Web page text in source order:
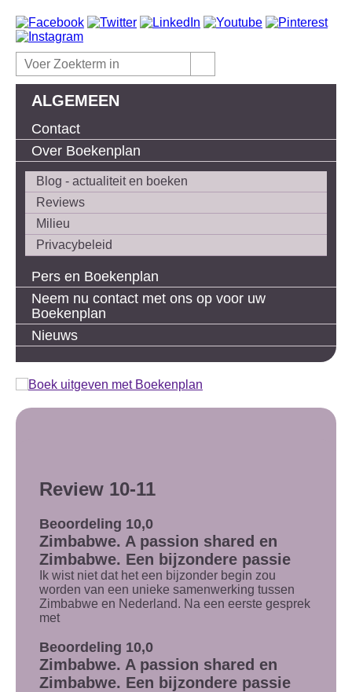
ALGEMEEN
Contact
Over Boekenplan
Blog - actualiteit en boeken
Reviews
Milieu
Privacybeleid
Pers en Boekenplan
Neem nu contact met ons op voor uw
Boekenplan
Nieuws
Review 10-11
Beoordeling 10,0
Zimbabwe. A passion shared en
Zimbabwe. Een bijzondere passie
Ik wist niet dat het een bijzonder begin zou
worden van een unieke samenwerking tussen
Zimbabwe en Nederland. Na een eerste gesprek
met
Beoordeling 10,0
Zimbabwe. A passion shared en
Zimbabwe. Een bijzondere passie